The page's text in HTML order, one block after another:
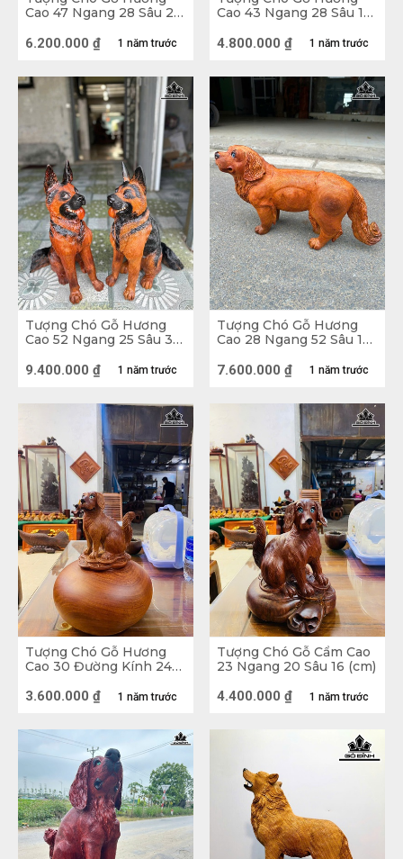
Tượng Chó nằm lẵng hoa gỗ Hương Việt
Cao 47 Ngang 28 Sâu 28
1 năm trước
6.200.000 ₫
Cao 43 Ngang 28 Sâu 17
1 năm trước
4.800.000 ₫
Tượng Chó Gỗ Hương
Cao 52 Ngang 25 Sâu 35
1 năm trước
9.400.000 ₫
Tượng Chó Gỗ Hương
Cao 28 Ngang 52 Sâu 13
1 năm trước
7.600.000 ₫
Tượng Chó Gỗ Hương
Cao 30 Đường Kính 24
1 năm trước
3.600.000 ₫
Tượng Chó Gỗ Cẩm Cao
23 Ngang 20 Sâu 16 (cm)
1 năm trước
4.400.000 ₫